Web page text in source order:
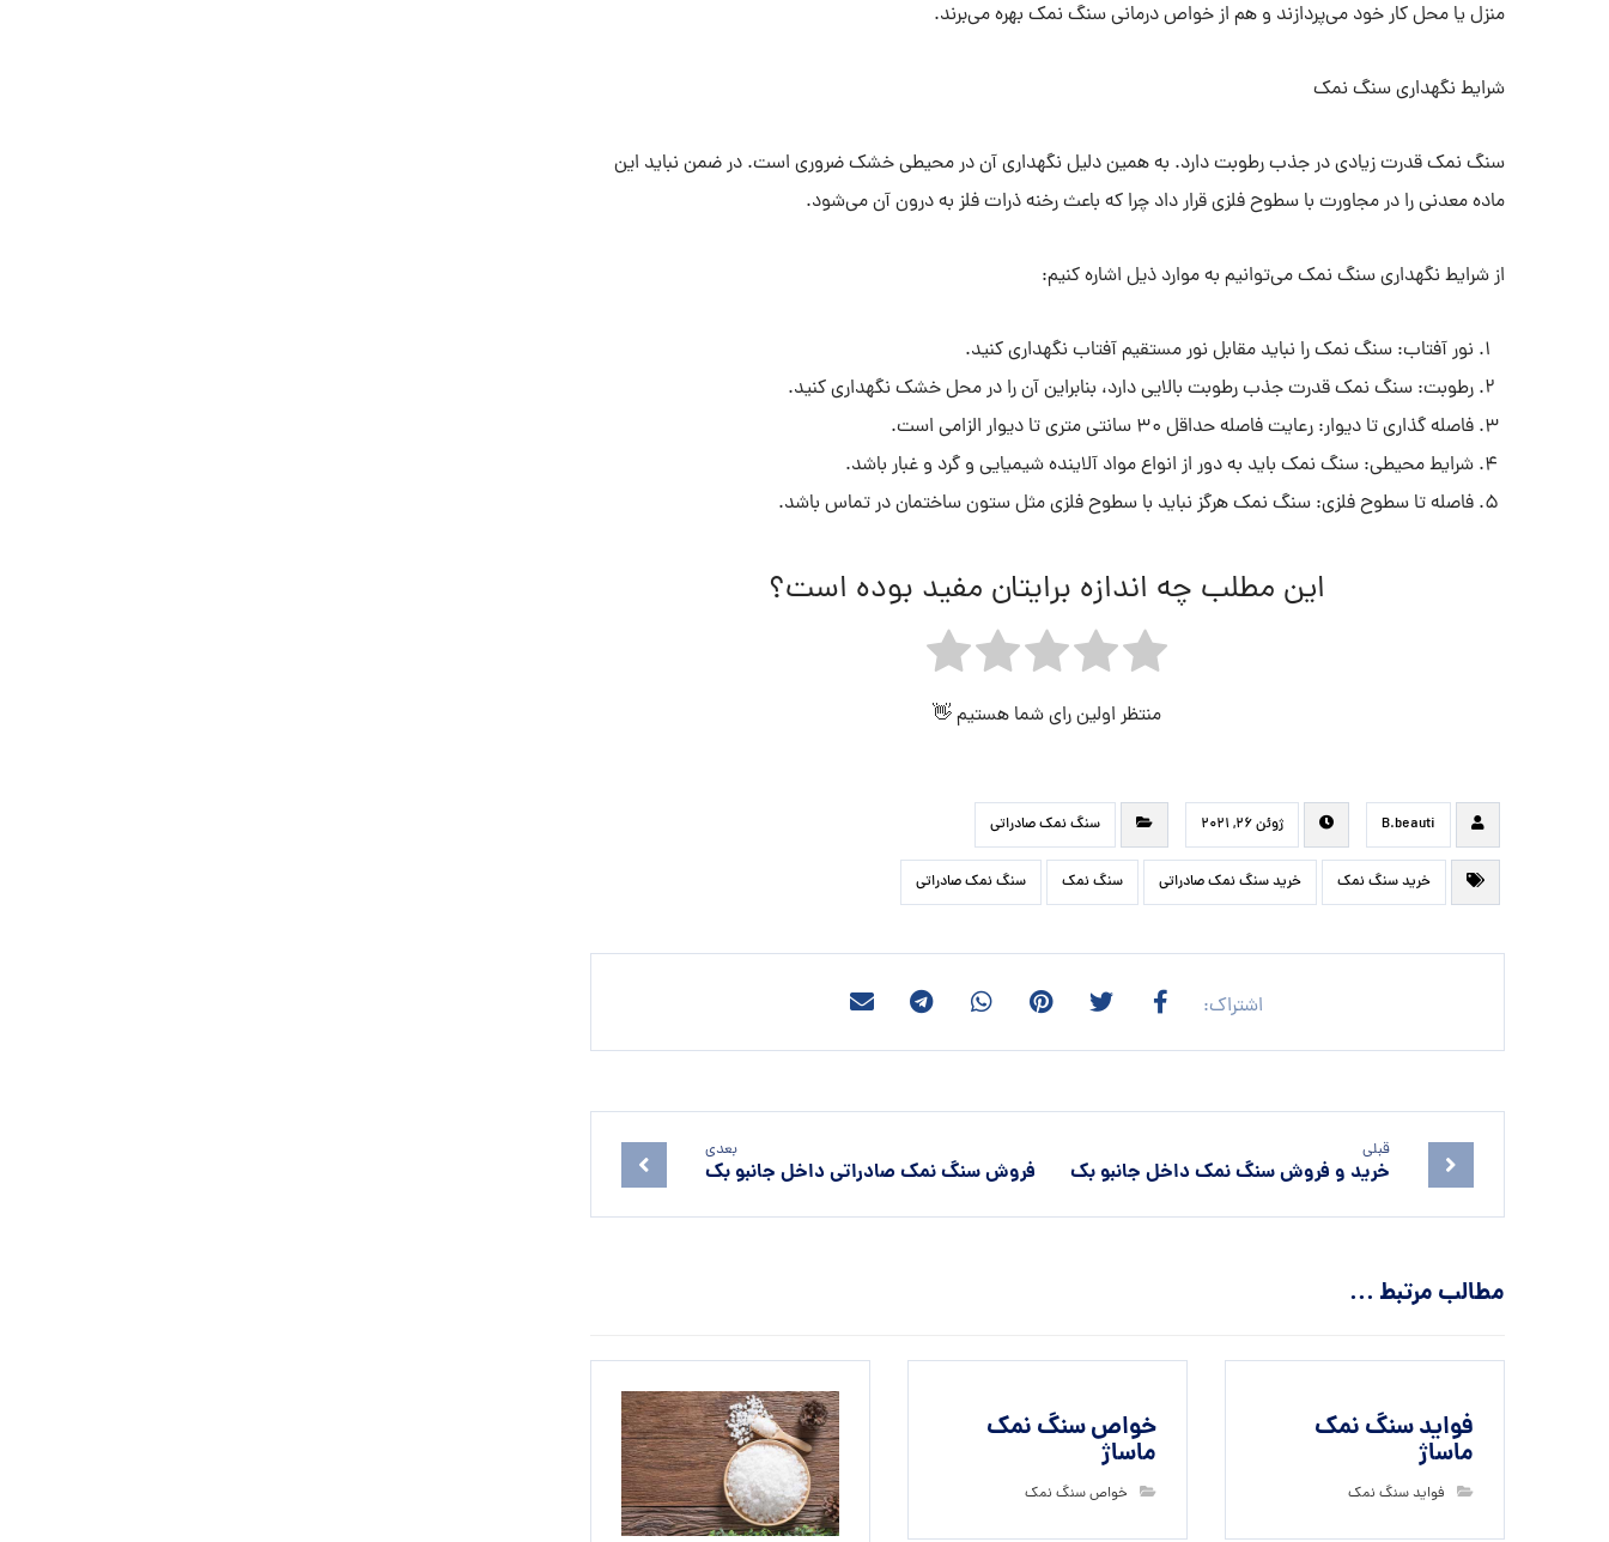
منزل یا محل کار خود می‌پردازند و هم از خواص درمانی سنگ نمک بهره می‌برند.
شرایط نگهداری سنگ نمک
سنگ نمک قدرت زیادی در جذب رطوبت دارد. به همین دلیل نگهداری آن در محیطی خشک ضروری است. در ضمن نباید این
ماده معدنی را در مجاورت با سطوح فلزی قرار داد چرا که باعث رخنه ذرات فلز به درون آن می‌شود.
از شرایط نگهداری سنگ نمک می‌توانیم به موارد ذیل اشاره کنیم:
نور آفتاب: سنگ نمک را نباید مقابل نور مستقیم آفتاب نگهداری کنید.
رطوبت: سنگ نمک قدرت جذب رطوبت بالایی دارد، بنابراین آن را در محل خشک نگهداری کنید.
فاصله گذاری تا دیوار: رعایت فاصله حداقل ۳۰ سانتی متری تا دیوار الزامی است.
شرایط محیطی: سنگ نمک باید به دور از انواع مواد آلاینده شیمیایی و گرد و غبار باشد.
فاصله تا سطوح فلزی: سنگ نمک هرگز نباید با سطوح فلزی مثل ستون ساختمان در تماس باشد.
این مطلب چه اندازه برایتان مفید بوده است؟
منتظر اولین رای شما هستیم 👋
B.beauti ژوئن ۲۶, ۲۰۲۱ سنگ نمک صادراتی
خرید سنگ نمک خرید سنگ نمک صادراتی سنگ نمک سنگ نمک صادراتی
قبلی
خرید و فروش سنگ نمک داخل جانبو بک
بعدی
فروش سنگ نمک صادراتی داخل جانبو بک
مطالب مرتبط ...
فواید سنگ نمک
ماساژ
فواید سنگ نمک
خواص سنگ نمک
ماساژ
خواص سنگ نمک